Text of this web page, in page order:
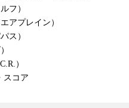
フ）
アプレイン）
ス）
）
スコア